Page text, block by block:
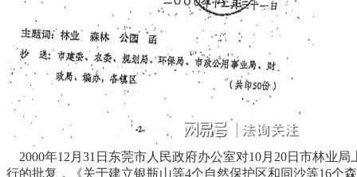
2000年12月31日东莞市人民政府办公室对10月20日市林业
行的批复，《关于建立银瓶山等4个自然保护区和同沙等16个